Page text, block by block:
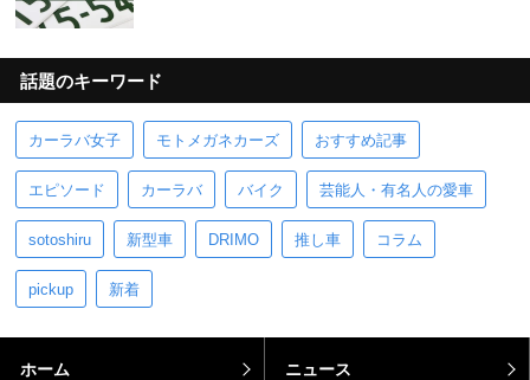
話題のキーワード
カーラバ女子 モトメガネカーズ おすすめ記事
エピソード カーラバ バイク 芸能人・有名人の愛車
sotoshiru 新型車 DRIMO 推し車 コラム
pickup 新着
ホーム ニュース